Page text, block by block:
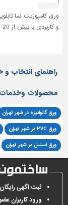
ورق کامپوزیت نما
و کاربردی با بیش از 20 سال سابقه فعالیت در این زمینه
راهنمای انتخاب و
محصولات
ورق گالوانیزه در شهر تهران
ورق PVC در شهر تهران
ورق استیل در شهر تهران
ثبت آگهی رایگان
ورود کاربران